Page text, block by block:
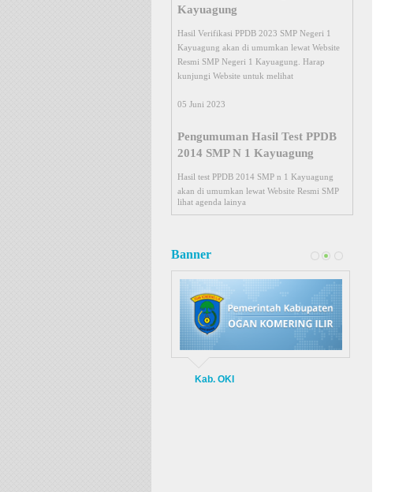
Kayuagung
Hasil Verifikasi PPDB 2023 SMP Negeri 1
Kayuagung akan di umumkan lewat Website
Resmi SMP Negeri 1 Kayuagung. Harap
kunjungi Website untuk melihat
05 Juni 2023
Pengumuman Hasil Test PPDB
akan di umumkan lewat Website Resmi SMP
Negeri 1 Kayuagung. Harap kunjungi Website
untuk melihat Pengumuman dan tidak perlu
datang ke SMP N 1 Kayuagung pada
26 April 2014
Test Wawancara
lihat agenda lainya
Banner
Kab. OKI